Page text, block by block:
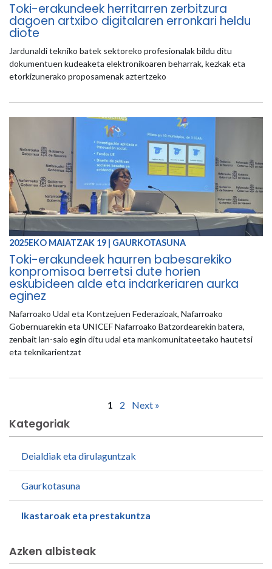
Toki-erakundeek herritarren zerbitzura
dagoen artxibo digitalaren erronkari heldu
diote
Jardunaldi tekniko batek sektoreko profesionalak bildu ditu
dokumentuen kudeaketa elektronikoaren beharrak, kezkak eta
etorkizunerako proposamenak aztertzeko
2025EKO MAIATZAK 19 | GAURKOTASUNA
Toki-erakundeek haurren babesarekiko
konpromisoa berretsi dute horien
eskubideen alde eta indarkeriaren aurka
eginez
Nafarroako Udal eta Kontzejuen Federazioak, Nafarroako
Gobernuarekin eta UNICEF Nafarroako Batzordearekin batera,
zenbait lan-saio egin ditu udal eta mankomunitateetako hautetsi
eta teknikarientzat
1 2 Next »
Kategoriak
Deialdiak eta dirulaguntzak
Gaurkotasuna
Ikastaroak eta prestakuntza
Azken albisteak